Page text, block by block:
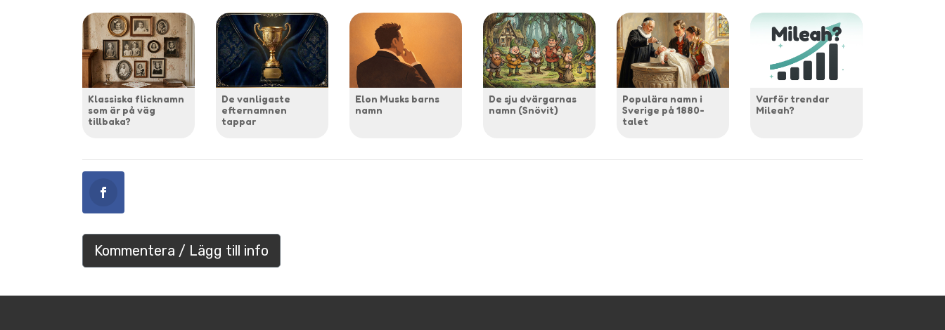
Klassiska flicknamn
som är på väg
tillbaka?
De vanligaste
efternamnen
tappar
Elon Musks barns
namn
De sju dvärgarnas
namn (Snövit)
Populära namn i
Sverige på 1880-
talet
Varför trendar
Mileah?
Kommentera / Lägg till info